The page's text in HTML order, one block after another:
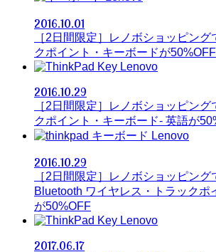
2016.10.01
［2日間限定］レノボショッピン
クポイント・キーボードが50%OFF
Lenovo
2016.10.29
［2日間限定］レノボショッピン
クポイント・キーボード- 英語が
Lenovo
2016.10.29
［2日間限定］レノボショッピング
Bluetooth ワイヤレス・トラックポ
が50%OFF
Lenovo
2017.06.17